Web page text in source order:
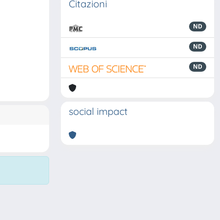
Citazioni
ND
ND
ND
social impact